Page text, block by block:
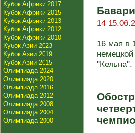
Кубок Африки 2017
Кубок Африки 2015
Кубок Африки 2013
Кубок Африки 2012
Кубок Африки 2010
Кубок Азии 2023
Кубок Азии 2019
Кубок Азии 2015
Олимпиада 2024
Олимпиада 2020
Олимпиада 2016
Олимпиада 2012
Олимпиада 2008
Олимпиада 2004
Олимпиада 2000
14
16 мая в